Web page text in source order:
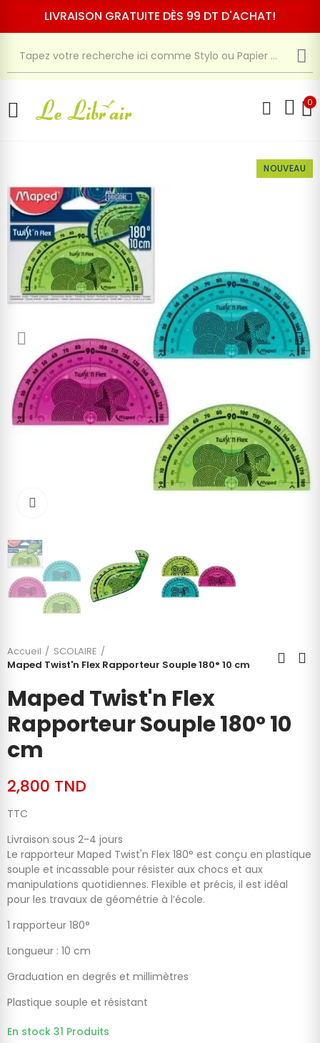
LIVRAISON GRATUITE DÈS 99 DT D'ACHAT!
0
NOUVEAU
Accueil
SCOLAIRE
Maped Twist'n Flex Rapporteur Souple 180° 10 cm
Maped Twist'n Flex
Rapporteur Souple 180° 10
cm
2,800 TND
TTC
Livraison sous 2-4 jours
Le rapporteur Maped Twist'n Flex 180° est conçu en plastique
souple et incassable pour résister aux chocs et aux
manipulations quotidiennes. Flexible et précis, il est idéal
pour les travaux de géométrie à l’école.
1 rapporteur 180°
Longueur : 10 cm
Graduation en degrés et millimètres
Plastique souple et résistant
En stock 31 Produits